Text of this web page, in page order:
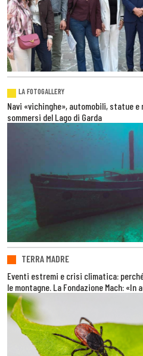
LA FOTOGALLERY
Navi «vichinghe», automobili, statue
sommersi del Lago di Garda
TERRA MADRE
Eventi estremi e crisi climatica:
le montagne. La Fondazione Mach: